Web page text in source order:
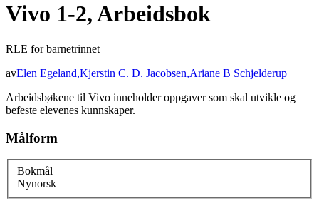
Vivo 1-2, Arbeidsbok
RLE for barnetrinnet
avElen Egeland,Kjerstin C. D. Jacobsen,Ariane B Schjelderup
Arbeidsbøkene til Vivo inneholder oppgaver som skal utvikle og
befeste elevenes kunnskaper.
Målform
Bokmål
Nynorsk